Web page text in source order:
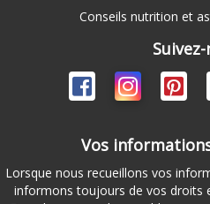
Conseils nutrition et
Vos
Lorsque nous recueillons vos
informons toujours de vos droits